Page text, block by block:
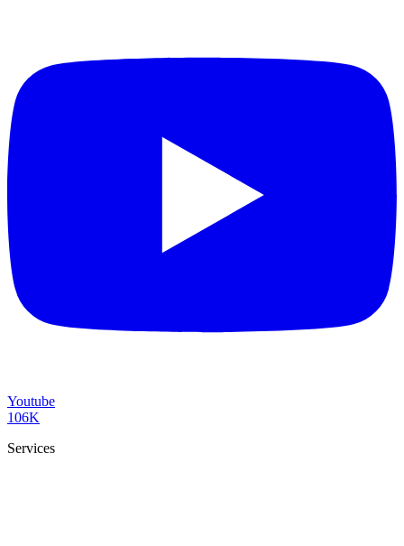
Youtube
106K
Services